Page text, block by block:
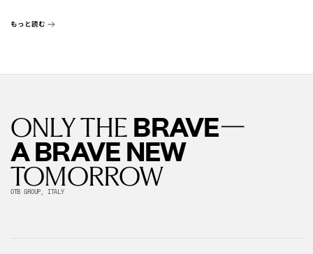
もっと読む
ONLY THE BRAVE—
A BRAVE NEW
TOMORROW
OTB GROUP, ITALY